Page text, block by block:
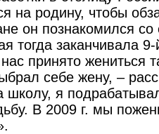
на родину, чтобы
он познакомился
тогда заканчивала
принято жениться
себе жену, –
школу, я
В 2009 г. мы